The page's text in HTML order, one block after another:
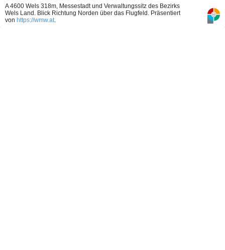
A 4600 Wels 318m, Messestadt und Verwaltungssitz des Bezirks
Wels Land. Blick Richtung Norden über das Flugfeld. Präsentiert
von https://wmw.at.